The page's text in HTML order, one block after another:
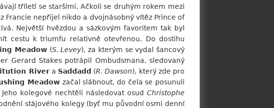
tříletí se staršími. Ačkoli se druhým rokem mezi
nepřijel nikdo a dvojnásobný vítěz Prince of
Největší hvězdou a sázkovým favoritem tak byl
cestu k triumfu relativně otevřenou. Do dostihu
Meadow(S. Levey), za kterým se vydal šancový
Gerard Stakes potrápil Ombudsmana, sledovaný
Rivera Saddadd (R. Dawson), který zde pro
Meadow začal slábnout, do čela se posunuli
kolegové nechtěli následovat osudChristophe
stájového kolegy (byť mu původní osmi denní